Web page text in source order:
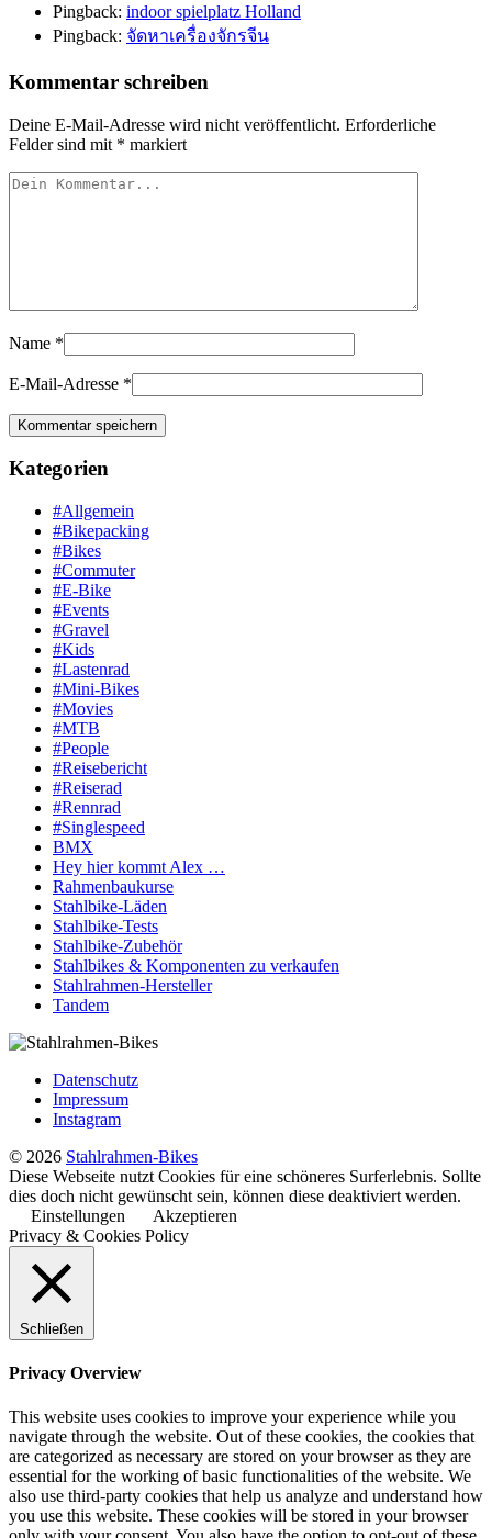
Pingback: indoor spielplatz Holland
Pingback: จัดหาเครื่องจักรจีน
Kommentar schreiben
Deine E-Mail-Adresse wird nicht veröffentlicht. Erforderliche
Felder sind mit * markiert
Name *
E-Mail-Adresse *
Kategorien
#Allgemein
#Bikepacking
#Bikes
#Commuter
#E-Bike
#Events
#Gravel
#Kids
#Lastenrad
#Mini-Bikes
#Movies
#MTB
#People
#Reisebericht
#Reiserad
#Rennrad
#Singlespeed
BMX
Hey hier kommt Alex …
Rahmenbaukurse
Stahlbike-Läden
Stahlbike-Tests
Stahlbike-Zubehör
Stahlbikes & Komponenten zu verkaufen
Stahlrahmen-Hersteller
Tandem
Datenschutz
Impressum
Instagram
© 2026 Stahlrahmen-Bikes
Diese Webseite nutzt Cookies für eine schöneres Surferlebnis. Sollte
dies doch nicht gewünscht sein, können diese deaktiviert werden.
Einstellungen
Akzeptieren
Privacy & Cookies Policy
Schließen
Privacy Overview
This website uses cookies to improve your experience while you
navigate through the website. Out of these cookies, the cookies that
are categorized as necessary are stored on your browser as they are
essential for the working of basic functionalities of the website. We
also use third-party cookies that help us analyze and understand how
you use this website. These cookies will be stored in your browser